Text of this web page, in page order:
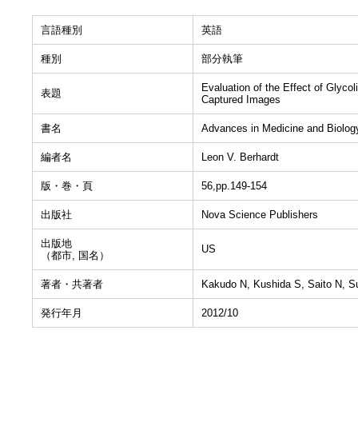
言語種別 英語
種別 部分執筆
表題
Evaluation of the Effect of
Captured Images
書名 Advances in Medicine and
編者名 Leon V. Berhardt
版・巻・頁 56,pp.149-154
出版社 Nova Science Publishers
出版地
（都市, 国名）
US
著者・共著者 Kakudo N, Kushida S, Saito N,
発行年月 2012/10